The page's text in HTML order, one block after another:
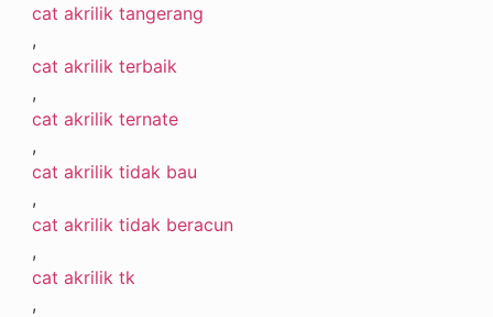
cat akrilik tangerang
,
cat akrilik terbaik
,
cat akrilik ternate
,
cat akrilik tidak bau
,
cat akrilik tidak beracun
,
cat akrilik tk
,